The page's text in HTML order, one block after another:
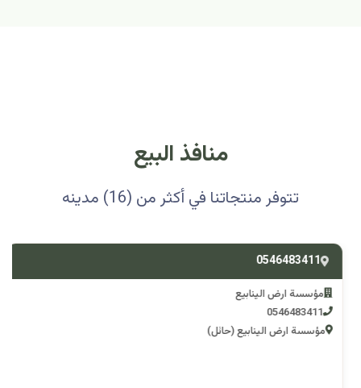
منافذ البيع
تتوفر منتجاتنا في أكثر من (16) مدينه
0546483411
مؤسسة ارض الينابيع
0546483411
مؤسسة ارض الينابيع (حائل)